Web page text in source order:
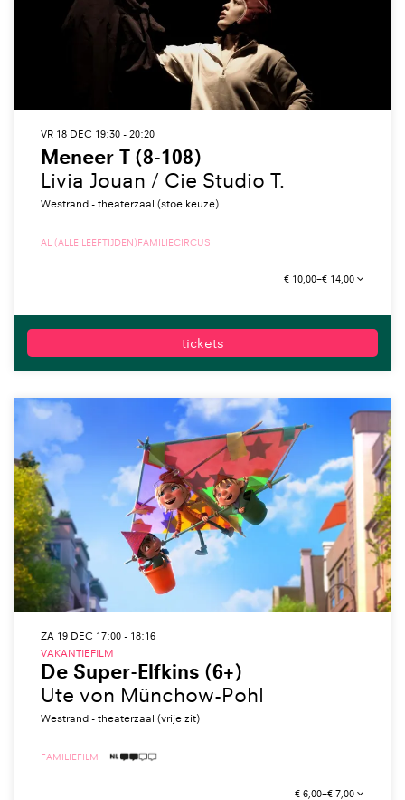
Meneer T (8-108)
Livia Jouan / Cie Studio T.
VR 18 DEC 19:30 - 20:20
Westrand - theaterzaal (stoelkeuze)
AL (ALLE LEEFTIJDEN)FAMILIECIRCUS
€ 10,00–€ 14,00
tickets
De Super-Elfkins (6+)
Ute von Münchow-Pohl
VAKANTIEFILM
ZA 19 DEC 17:00 - 18:16
Westrand - theaterzaal (vrije zit)
FAMILIEFILM 2 TAALICONEN
€ 6,00–€ 7,00